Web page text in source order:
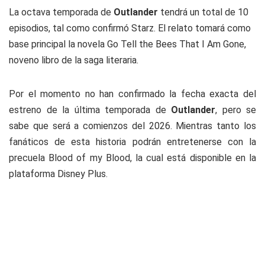
La octava temporada de Outlander tendrá un total de 10
episodios, tal como confirmó Starz. El relato tomará como
base principal la novela Go Tell the Bees That I Am Gone,
noveno libro de la saga literaria.
Por el momento no han confirmado la fecha exacta del
estreno de la última temporada de Outlander, pero se
sabe que será a comienzos del 2026. Mientras tanto los
fanáticos de esta historia podrán entretenerse con la
precuela Blood of my Blood, la cual está disponible en la
plataforma Disney Plus.